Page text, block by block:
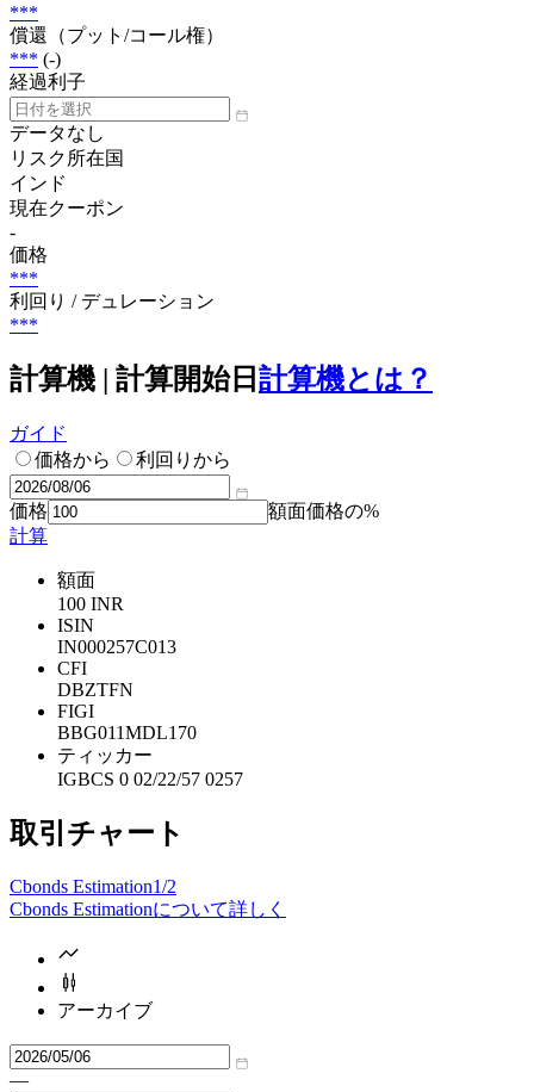
***
償還（プット/コール権）
*** (-)
経過利子
データなし
リスク所在国
インド
現在クーポン
-
価格
***
利回り / デュレーション
***
計算機 | 計算開始日 計算機とは？
ガイド
価格から
利回りから
価格
額面価格の%
計算
額面
100 INR
ISIN
IN000257C013
CFI
DBZTFN
FIGI
BBG011MDL170
ティッカー
IGBCS 0 02/22/57 0257
取引チャート
Cbonds Estimation1/2
Cbonds Estimationについて詳しく
アーカイブ
—